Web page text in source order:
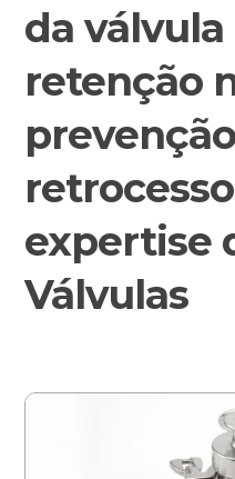
Blog
Contato
da válvula
retenção
expertise
Válvulas